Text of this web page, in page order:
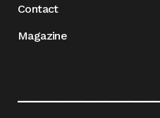
Contact
Magazine